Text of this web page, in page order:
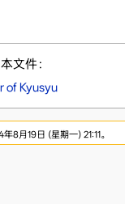
文件：
of Kyusyu
8月19日 (星期一) 21:11。